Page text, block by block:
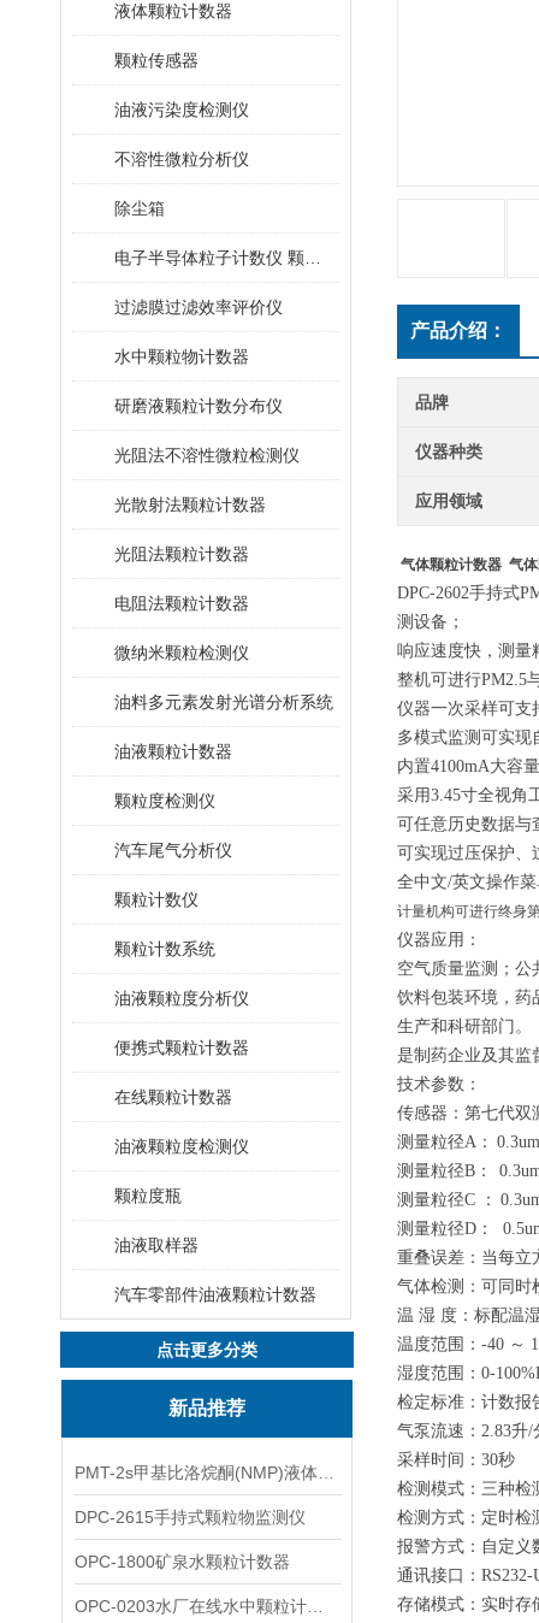
液体颗粒计数器
颗粒传感器
油液污染度检测仪
不溶性微粒分析仪
除尘箱
过滤膜过滤效率评价仪
水中颗粒物计数器
研磨液颗粒计数分布仪
光阻法不溶性微粒检测仪
光散射法颗粒计数器
光阻法颗粒计数器
电阻法颗粒计数器
微纳米颗粒检测仪
油料多元素发射光谱分析系统
油液颗粒计数器
颗粒度检测仪
汽车尾气分析仪
颗粒计数仪
颗粒计数系统
油液颗粒度分析仪
便携式颗粒计数器
在线颗粒计数器
油液颗粒度检测仪
颗粒度瓶
油液取样器
汽车零部件油液颗粒计数器
点击更多分类
新品推荐
DPC-2615手持式颗粒物监测仪
OPC-1800矿泉水颗粒计数器
产品介绍：
品牌
仪器种类
应用领域
气体颗粒计数器 气
DPC-2602手持式
测设备；
响应速度快，测量
整机可进行PM2.5
仪器一次采样可支
多模式监测可实现
内置4100mA大容
采用3.45寸全视角
可任意历史数据与
可实现过压保护、
全中文/英文操作
计量机构可进行终身
仪器应用：
空气质量监测；公
饮料包装环境，药
生产和科研部门。
是制药企业及其监
技术参数：
传感器： 第七代双
测量粒径A ：
测量粒径B ：
测量粒径C ：
测量粒径D ： 0
重叠误差：当每立
气体检测：可同时
温 湿 度：标配温
温度范围：-40 ～
湿度范围：0-
检定标准：计数报
气泵流速：2.83升/
采样时间：30秒
检测模式：三种检
检测方式：定时检
报警方式：自定义
通讯接口：RS232-
存储模式：实时存